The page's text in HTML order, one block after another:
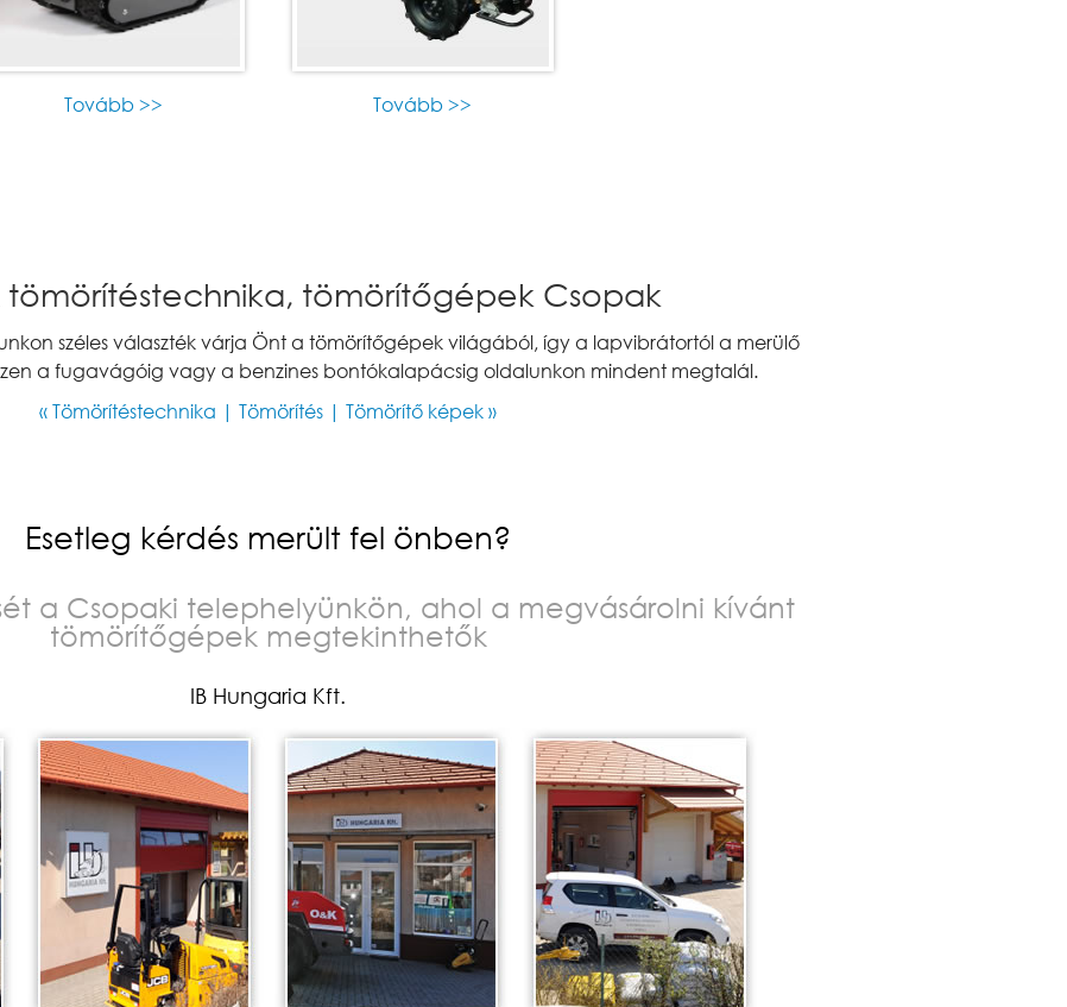
Tovább >> Tovább >>
tömörítéstechnika, tömörítőgépek Csopak
széles választék várja Önt a tömörítőgépek világából, így a lapvibrátortól a merülő
a fugavágóig vagy a benzines bontókalapácsig oldalunkon mindent megtalál.
« Tömörítéstechnika | Tömörítés | Tömörítő képek »
Esetleg kérdés merült fel önben?
a Csopaki telephelyünkön, ahol a megvásárolni kívánt
tömörítőgépek megtekinthetők
IB Hungaria Kft.